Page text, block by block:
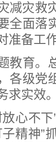
灾救灾
全面落
准备工作
育。总
各级党
求实效。
不下”
子精神”